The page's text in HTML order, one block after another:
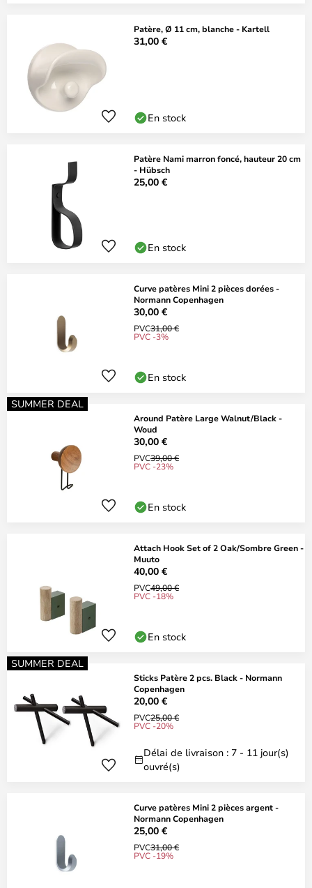
Patère, Ø 11 cm, blanche - Kartell
31,00 €
En stock
Patère Nami marron foncé, hauteur 20 cm
- Hübsch
25,00 €
En stock
Curve patères Mini 2 pièces dorées -
Normann Copenhagen
30,00 €
PVC31,00 €
PVC -3%
En stock
SUMMER DEAL
Around Patère Large Walnut/Black -
Woud
30,00 €
PVC39,00 €
PVC -23%
En stock
Attach Hook Set of 2 Oak/Sombre Green -
Muuto
40,00 €
PVC49,00 €
PVC -18%
En stock
SUMMER DEAL
Sticks Patère 2 pcs. Black - Normann
Copenhagen
20,00 €
PVC25,00 €
PVC -20%
Délai de livraison : 7 - 11 jour(s)
ouvré(s)
Curve patères Mini 2 pièces argent -
Normann Copenhagen
25,00 €
PVC31,00 €
PVC -19%